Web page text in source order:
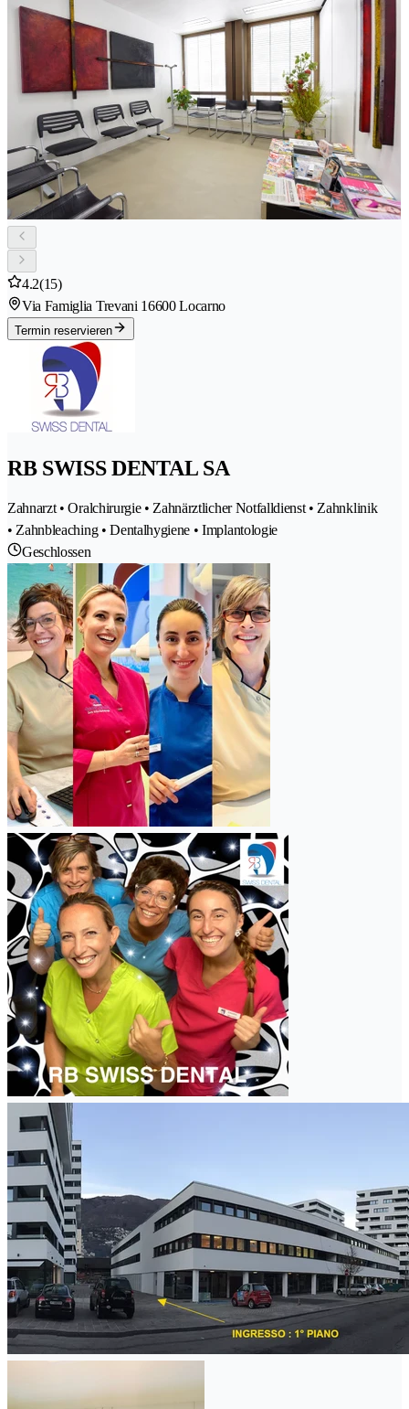
4.2(15)
Via Famiglia Trevani 16600 Locarno
Termin reservieren
RB SWISS DENTAL SA
Zahnarzt • Oralchirurgie • Zahnärztlicher Notfalldienst • Zahnklinik
• Zahnbleaching • Dentalhygiene • Implantologie
Geschlossen